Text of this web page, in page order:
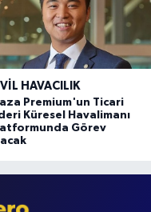
HAVACILIK
Premium'un Ticari
Küresel Havalimanı
Görev